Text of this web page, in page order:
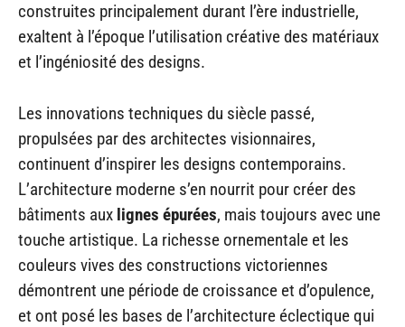
construites principalement durant l’ère industrielle,
exaltent à l’époque l’utilisation créative des matériaux
et l’ingéniosité des designs.
Les innovations techniques du siècle passé,
propulsées par des architectes visionnaires,
continuent d’inspirer les designs contemporains.
L’architecture moderne s’en nourrit pour créer des
bâtiments aux lignes épurées, mais toujours avec une
touche artistique. La richesse ornementale et les
couleurs vives des constructions victoriennes
démontrent une période de croissance et d’opulence,
et ont posé les bases de l’architecture éclectique qui